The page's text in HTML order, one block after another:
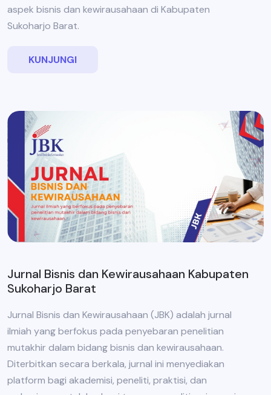
aspek bisnis dan kewirausahaan di Kabupaten
Sukoharjo Barat.
KUNJUNGI
Jurnal Bisnis dan Kewirausahaan Kabupaten
Sukoharjo Barat
Jurnal Bisnis dan Kewirausahaan (JBK) adalah jurnal
ilmiah yang berfokus pada penyebaran penelitian
mutakhir dalam bidang bisnis dan kewirausahaan.
Diterbitkan secara berkala, jurnal ini menyediakan
platform bagi akademisi, peneliti, praktisi, dan